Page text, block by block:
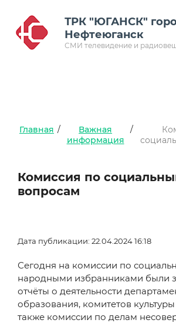
ТРК "ЮГАНСК"
Нефтеюганск
СМИ телевидение и
Главная /
Важная
информация
/
Комиссия по
вопросам
Дата публикации: 22.04.2024 16:18
Сегодня на комиссии по
народными избранниками были
отчёты о деятельности
образования, комитетов
также комиссии по делам